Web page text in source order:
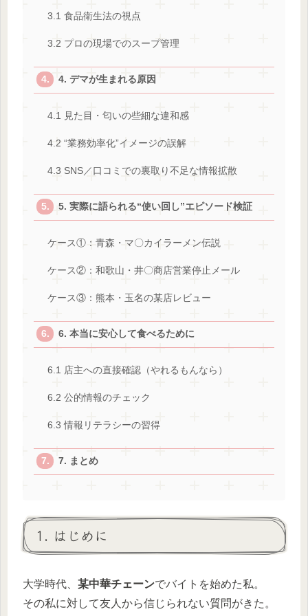
3.1 食品衛生法の視点
3.2 プロの現場でのスープ管理
4. デマが生まれる原因
4.1 見た目・匂いの些細な違和感
4.2 “業務効率化”イメージの誤解
4.3 SNS／口コミでの裏取り不足な情報拡散
5. 実際に語られる“使い回し”エピソード検証
ケース①：青森・マ〇カイラーメン伝説
ケース②：和歌山・井〇商店営業停止メール
ケース③：熊本・玉名の某店レビュー
6. 本当に安心して食べるために
6.1 店主への直接確認（やれるもんなら）
6.2 公的情報のチェック
6.3 情報リテラシーの習得
7. まとめ
1. はじめに
大学時代、 某中華チェーンでバイトを始めた私。
その私に対して友人から信じられない質問がきた。